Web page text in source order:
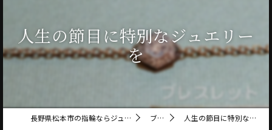
人生の節目に特別なジュエリー
を
長野県松本市の指輪ならジュエリーサロン鶴 ブログ 人生の節目に特別なジュエリーを